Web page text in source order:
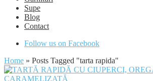
Supe
Blog
Contact
Follow us on Facebook
Home » Posts Tagged "tarta rapida"